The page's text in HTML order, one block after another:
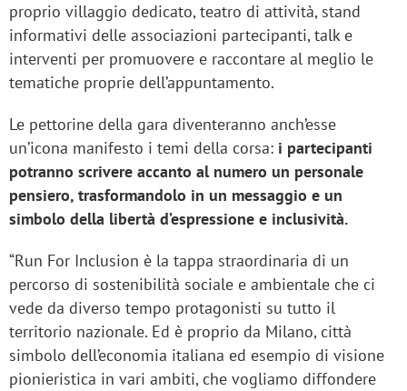
proprio villaggio dedicato, teatro di attività, stand
informativi delle associazioni partecipanti, talk e
interventi per promuovere e raccontare al meglio le
tematiche proprie dell’appuntamento.
Le pettorine della gara diventeranno anch’esse
un’icona manifesto i temi della corsa: i partecipanti
potranno scrivere accanto al numero un personale
pensiero, trasformandolo in un messaggio e un
simbolo della libertà d’espressione e inclusività.
“Run For Inclusion è la tappa straordinaria di un
percorso di sostenibilità sociale e ambientale che ci
vede da diverso tempo protagonisti su tutto il
territorio nazionale. Ed è proprio da Milano, città
simbolo dell’economia italiana ed esempio di visione
pionieristica in vari ambiti, che vogliamo diffondere